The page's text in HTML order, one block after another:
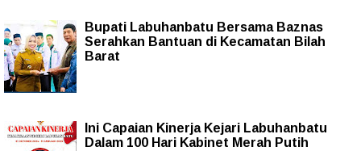
Bupati Labuhanbatu Bersama Baznas
Serahkan Bantuan di Kecamatan Bilah
Barat
Ini Capaian Kinerja Kejari Labuhanbatu
Dalam 100 Hari Kabinet Merah Putih